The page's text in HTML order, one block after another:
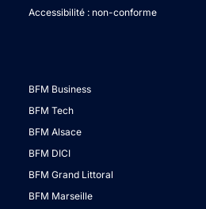
Accessibilité : non-conforme
BFM Business
BFM Tech
BFM Alsace
BFM DICI
BFM Grand Littoral
BFM Marseille